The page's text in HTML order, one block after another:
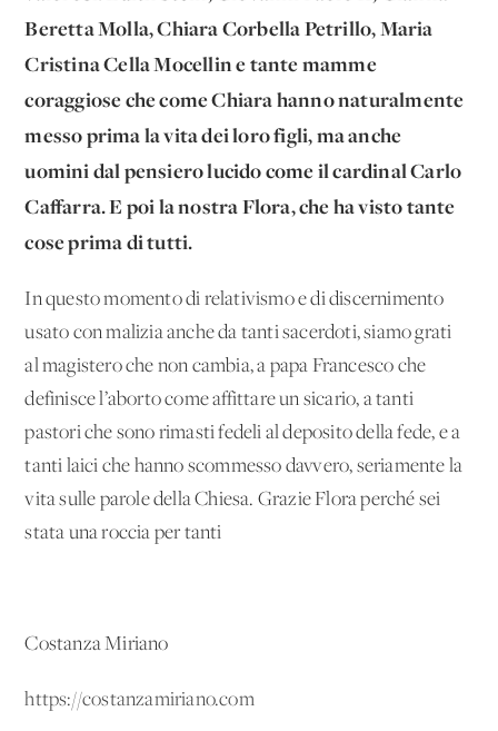
Beretta Molla, Chiara Corbella Petrillo, Maria
Cristina Cella Mocellin e tante mamme
coraggiose che come Chiara hanno naturalmente
messo prima la vita dei loro figli, ma anche
uomini dal pensiero lucido come il cardinal Carlo
Caffarra. E poi la nostra Flora, che ha visto tante
cose prima di tutti.
In questo momento di relativismo e di discernimento
usato con malizia anche da tanti sacerdoti, siamo grati
al magistero che non cambia, a papa Francesco che
definisce l’aborto come affittare un sicario, a tanti
pastori che sono rimasti fedeli al deposito della fede, e a
tanti laici che hanno scommesso davvero, seriamente la
vita sulle parole della Chiesa. Grazie Flora perché sei
stata una roccia per tanti
Costanza Miriano
https://costanzamiriano.com